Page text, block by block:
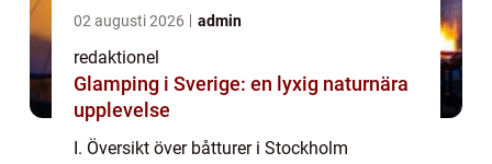
02 augusti 2026 admin
redaktionel
Glamping i Sverige: en lyxig naturnära
upplevelse
I. Översikt över båtturer i Stockholm